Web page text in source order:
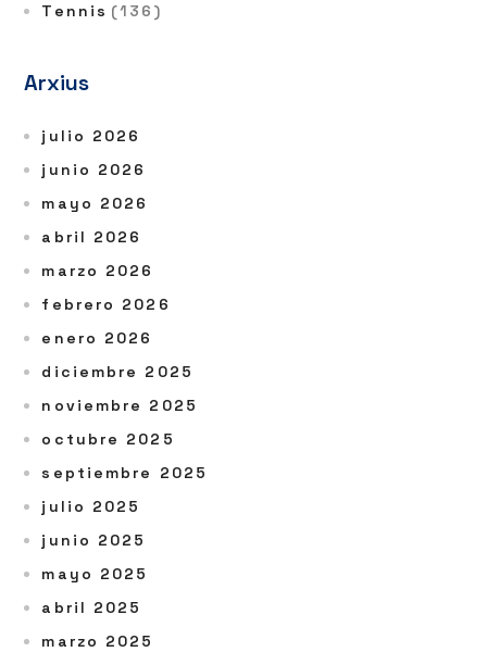
Tennis (136)
Arxius
julio 2026
junio 2026
mayo 2026
abril 2026
marzo 2026
febrero 2026
enero 2026
diciembre 2025
noviembre 2025
octubre 2025
septiembre 2025
julio 2025
junio 2025
mayo 2025
abril 2025
marzo 2025